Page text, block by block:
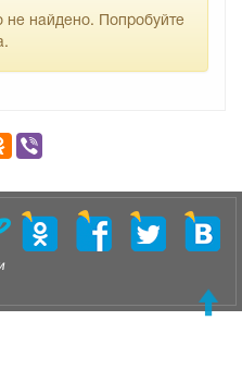
не найдено. Попробуйте